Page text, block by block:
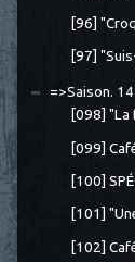
[96]
[97]
=>Saison. 14
[098] "La
[099]
[100]
[101]
[102]